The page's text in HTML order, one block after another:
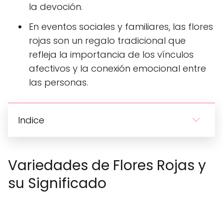
la devoción.
En eventos sociales y familiares, las flores
rojas son un regalo tradicional que
refleja la importancia de los vínculos
afectivos y la conexión emocional entre
las personas.
Indice
Variedades de Flores Rojas y
su Significado